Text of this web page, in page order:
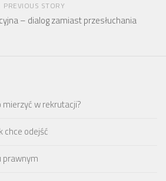
PREVIOUS STORY
– dialog zamiast przesłuchania
w rekrutacji?
chce odejść
prawnym